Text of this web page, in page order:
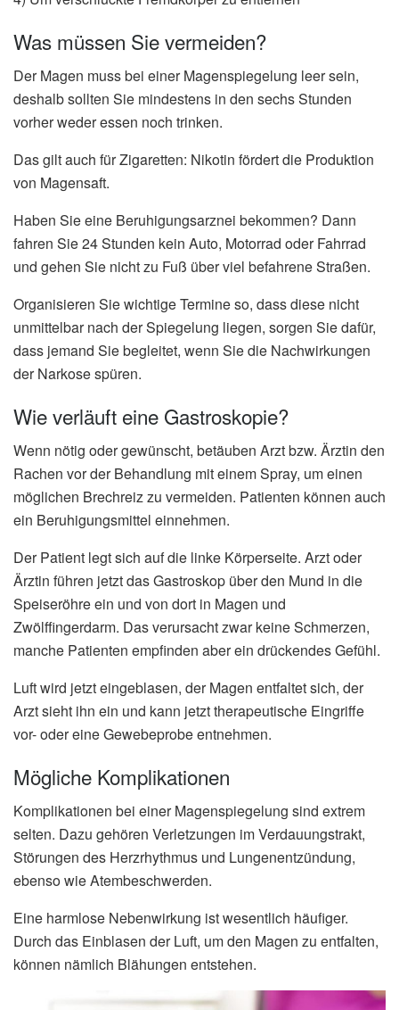
Was müssen Sie vermeiden?
Der Magen muss bei einer Magenspiegelung leer sein,
deshalb sollten Sie mindestens in den sechs Stunden
vorher weder essen noch trinken.
Das gilt auch für Zigaretten: Nikotin fördert die Produktion
von Magensaft.
Haben Sie eine Beruhigungsarznei bekommen? Dann
fahren Sie 24 Stunden kein Auto, Motorrad oder Fahrrad
und gehen Sie nicht zu Fuß über viel befahrene Straßen.
Organisieren Sie wichtige Termine so, dass diese nicht
unmittelbar nach der Spiegelung liegen, sorgen Sie dafür,
dass jemand Sie begleitet, wenn Sie die Nachwirkungen
der Narkose spüren.
Wie verläuft eine Gastroskopie?
Wenn nötig oder gewünscht, betäuben Arzt bzw. Ärztin den
Rachen vor der Behandlung mit einem Spray, um einen
möglichen Brechreiz zu vermeiden. Patienten können auch
ein Beruhigungsmittel einnehmen.
Der Patient legt sich auf die linke Körperseite. Arzt oder
Ärztin führen jetzt das Gastroskop über den Mund in die
Speiseröhre ein und von dort in Magen und
Zwölffingerdarm. Das verursacht zwar keine Schmerzen,
manche Patienten empfinden aber ein drückendes Gefühl.
Luft wird jetzt eingeblasen, der Magen entfaltet sich, der
Arzt sieht ihn ein und kann jetzt therapeutische Eingriffe
vor- oder eine Gewebeprobe entnehmen.
Mögliche Komplikationen
Komplikationen bei einer Magenspiegelung sind extrem
selten. Dazu gehören Verletzungen im Verdauungstrakt,
Störungen des Herzrhythmus und Lungenentzündung,
ebenso wie Atembeschwerden.
Eine harmlose Nebenwirkung ist wesentlich häufiger.
Durch das Einblasen der Luft, um den Magen zu entfalten,
können nämlich Blähungen entstehen.